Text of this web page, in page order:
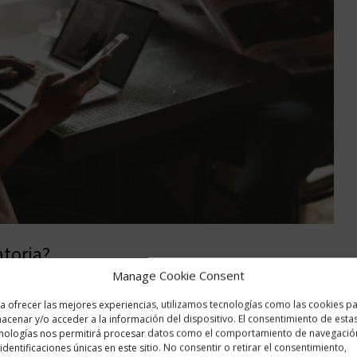
Manage Cookie Consent
ofrecer las mejores experiencias, utilizamos tecnologías como las cookies
y/o acceder a la información del dispositivo. El consentimiento de
nos permitirá procesar datos como el comportamiento de
únicas en este sitio. No consentir o retirar el consentimiento,
los acontecimientos temiendo siempre lo peor?, ¿Te preocupa
con malestar los cambios y sueles resaltar más los aspectos
que si a alguna de estas preguntas, probablemente estés
more